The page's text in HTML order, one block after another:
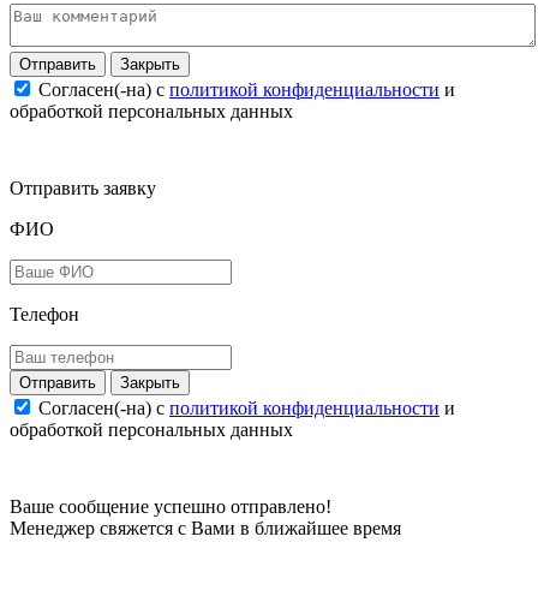
Закрыть
Согласен(-на) c политикой конфиденциальности и
обработкой персональных данных
Отправить заявку
ФИО
Телефон
Закрыть
Согласен(-на) c политикой конфиденциальности и
обработкой персональных данных
Ваше сообщение успешно отправлено!
Менеджер свяжется с Вами в ближайшее время